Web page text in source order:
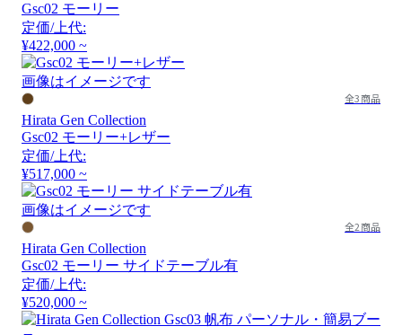
Gsc02 モーリー
定価/上代:
¥422,000 ~
画像はイメージです
全3商品
Hirata Gen Collection
Gsc02 モーリー+レザー
定価/上代:
¥517,000 ~
画像はイメージです
全2商品
Hirata Gen Collection
Gsc02 モーリー サイドテーブル有
定価/上代:
¥520,000 ~